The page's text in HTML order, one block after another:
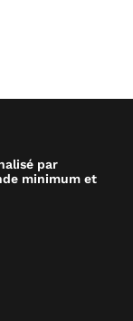
par
minimum et